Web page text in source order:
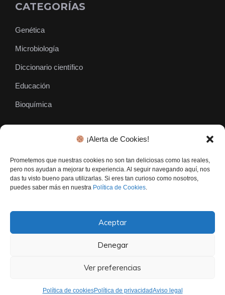
¡Alerta de Cookies!
Prometemos que nuestras cookies no son tan deliciosas como las reales,
pero nos ayudan a mejorar tu experiencia. Al seguir navegando aquí, nos
das tu visto bueno para utilizarlas. Si eres tan curioso como nosotros,
puedes saber más en nuestra Política de Cookies.
Aceptar
Denegar
Ver preferencias
Política de cookiesPolítica de privacidadAviso legal
CATEGORÍAS
Genética
Microbiología
Diccionario científico
Educación
Bioquímica
Politica De Privacidad